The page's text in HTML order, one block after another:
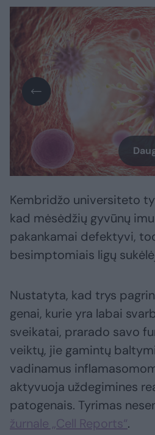
Kembridžo universiteto
kad mėsėdžių gyvūnų
pakankamai defektyvi,
besimptomiais ligų
Nustatyta, kad trys
genai, kurie yra labai
sveikatai, prarado savo
veiktų, jie gamintų
vadinamus
aktyvuoja uždegimines
patogenais. Tyrimas
žurnale „Cell Reports“.